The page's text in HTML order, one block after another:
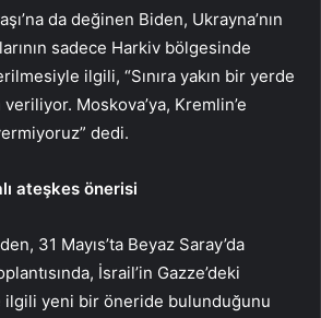
da değinen Biden, Ukrayna’nın
sadece Harkiv bölgesinde
ilgili, “Sınıra yakın bir yerde
Moskova’ya, Kremlin’e
dedi.
ateşkes önerisi
31 Mayıs’ta Beyaz Saray’da
İsrail’in Gazze’deki
yeni bir öneride bulunduğunu